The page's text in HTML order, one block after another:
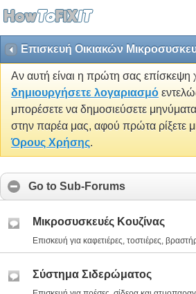
Επισκευή Οικιακών
Αν αυτή είναι η πρώτη σας επίσκεψη
δημιουργήσετε λογαριασμό
μπορέσετε να δημοσιεύσετε
στην παρέα μας, αφού πρώτα ρίξετε
Όρους Χρήσης.
Go to Sub-Forums
Μικροσυσκευές Κουζίνας
Επισκευή για καφετιέρες, τοστιέρες,
Σύστημα Σιδερώματος